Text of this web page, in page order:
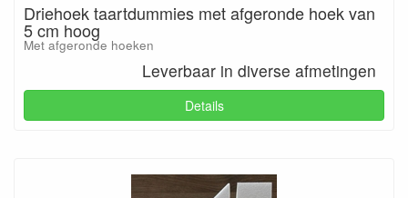
Driehoek taartdummies met afgeronde hoek van
5 cm hoog
Met afgeronde hoeken
Leverbaar in diverse afmetingen
Details